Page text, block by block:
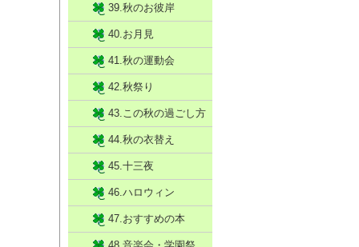
39.秋のお彼岸
40.お月見
41.秋の運動会
42.秋祭り
43.この秋の過ごし方
44.秋の衣替え
45.十三夜
46.ハロウィン
47.おすすめの本
48.音楽会・学園祭